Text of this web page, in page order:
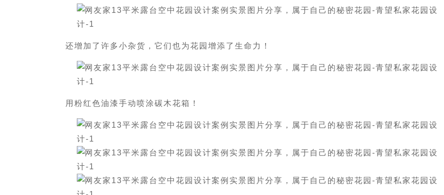
还增加了许多小杂货，它们也为花园增添了生命力！
用粉红色油漆手动喷涂碳木花箱！